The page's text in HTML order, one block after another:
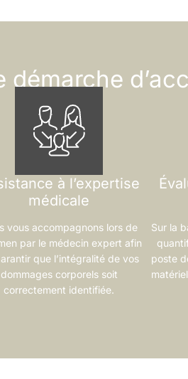
démarche
à l’expertise
médicale
vous accompagnons lors de
par le médecin expert afin
que l’intégralité de vos
dommages corporels soit
correctement identifiée.
Sur la
poste